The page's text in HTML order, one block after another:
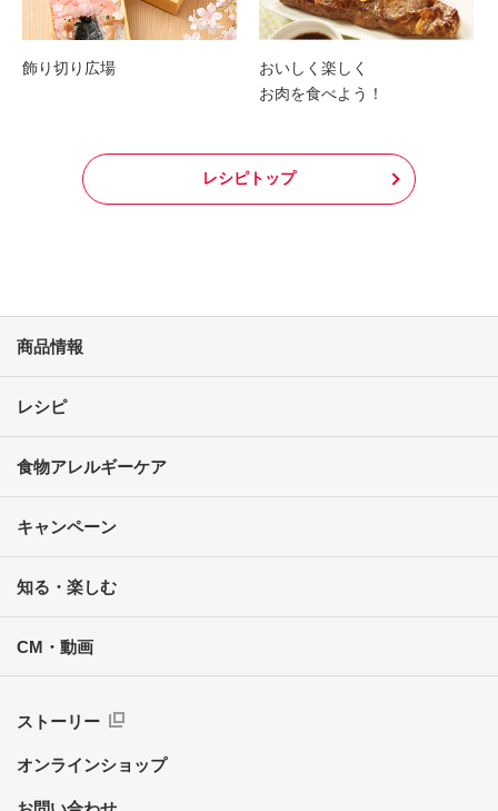
飾り切り広場
おいしく楽しく
お肉を食べよう！
レシピトップ
商品情報
レシピ
食物アレルギーケア
キャンペーン
知る・楽しむ
CM・動画
ストーリー
オンラインショップ